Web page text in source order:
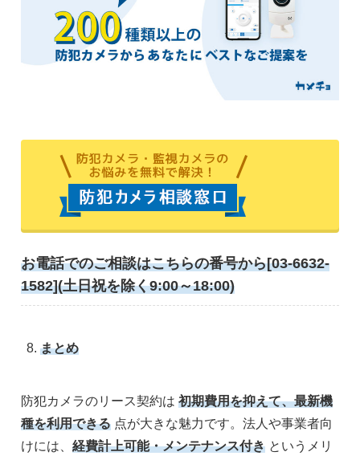
お電話でのご相談はこちらの番号から[03-6632-
1582](土日祝を除く9:00～18:00)
まとめ
防犯カメラのリース契約は初期費用を抑えて、最新機
種を利用できる 点が大きな魅力です。法人や事業者向
けには、経費計上可能・メンテナンス付き というメリ